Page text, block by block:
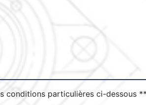
conditions particulières ci-dessous **